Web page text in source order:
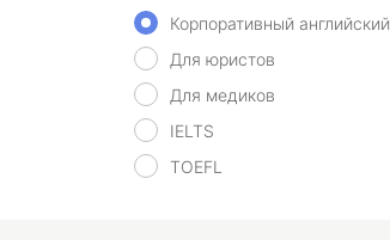
Корпоративный английский
Для юристов
Для медиков
IELTS
TOEFL